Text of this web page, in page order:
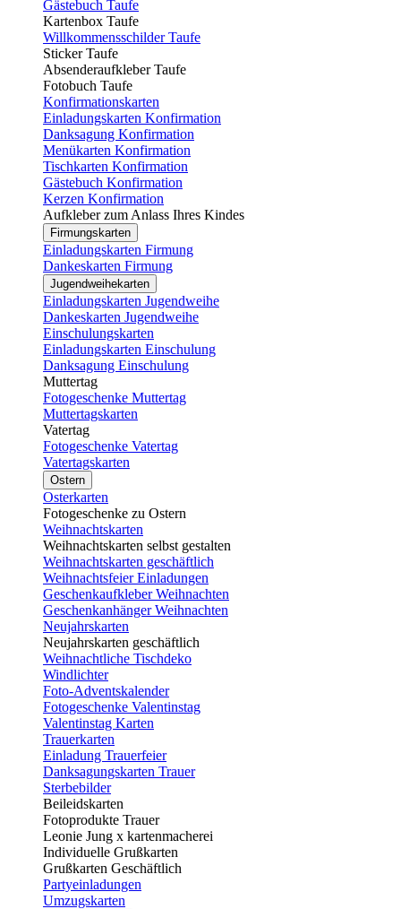
Gästebuch Taufe
Kartenbox Taufe
Willkommensschilder Taufe
Sticker Taufe
Absenderaufkleber Taufe
Fotobuch Taufe
Konfirmationskarten
Einladungskarten Konfirmation
Danksagung Konfirmation
Menükarten Konfirmation
Tischkarten Konfirmation
Gästebuch Konfirmation
Kerzen Konfirmation
Aufkleber zum Anlass Ihres Kindes
Firmungskarten
Einladungskarten Firmung
Dankeskarten Firmung
Jugendweihekarten
Einladungskarten Jugendweihe
Dankeskarten Jugendweihe
Einschulungskarten
Einladungskarten Einschulung
Danksagung Einschulung
Muttertag
Fotogeschenke Muttertag
Muttertagskarten
Vatertag
Fotogeschenke Vatertag
Vatertagskarten
Ostern
Osterkarten
Fotogeschenke zu Ostern
Weihnachtskarten
Weihnachtskarten selbst gestalten
Weihnachtskarten geschäftlich
Weihnachtsfeier Einladungen
Geschenkaufkleber Weihnachten
Geschenkanhänger Weihnachten
Neujahrskarten
Neujahrskarten geschäftlich
Weihnachtliche Tischdeko
Windlichter
Foto-Adventskalender
Fotogeschenke Valentinstag
Valentinstag Karten
Trauerkarten
Einladung Trauerfeier
Danksagungskarten Trauer
Sterbebilder
Beileidskarten
Fotoprodukte Trauer
Leonie Jung x kartenmacherei
Individuelle Grußkarten
Grußkarten Geschäftlich
Partyeinladungen
Umzugskarten